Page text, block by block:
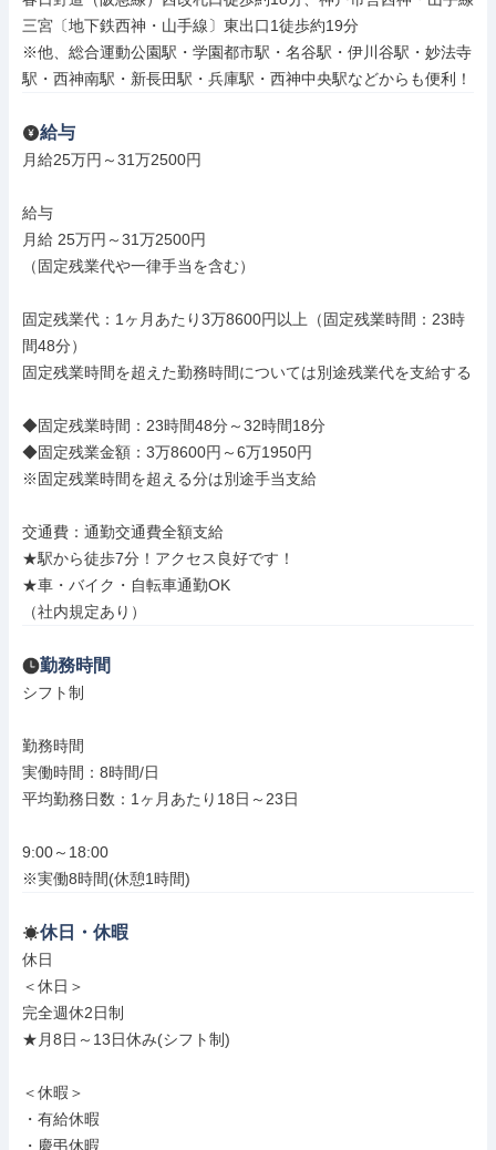
三宮〔地下鉄西神・山手線〕東出口1徒歩約19分
※他、総合運動公園駅・学園都市駅・名谷駅・伊川谷駅・妙法寺
駅・西神南駅・新長田駅・兵庫駅・西神中央駅などからも便利！
給与
月給25万円～31万2500円
給与
月給 25万円～31万2500円
（固定残業代や一律手当を含む）
固定残業代：1ヶ月あたり3万8600円以上（固定残業時間：23時
間48分）
固定残業時間を超えた勤務時間については別途残業代を支給する
◆固定残業時間：23時間48分～32時間18分
◆固定残業金額：3万8600円～6万1950円
※固定残業時間を超える分は別途手当支給
交通費：通勤交通費全額支給
★駅から徒歩7分！アクセス良好です！
★車・バイク・自転車通勤OK
（社内規定あり）
勤務時間
シフト制
勤務時間
実働時間：8時間/日
平均勤務日数：1ヶ月あたり18日～23日
9:00～18:00
※実働8時間(休憩1時間)
休日・休暇
休日
＜休日＞
完全週休2日制
★月8日～13日休み(シフト制)
＜休暇＞
・有給休暇
・慶弔休暇